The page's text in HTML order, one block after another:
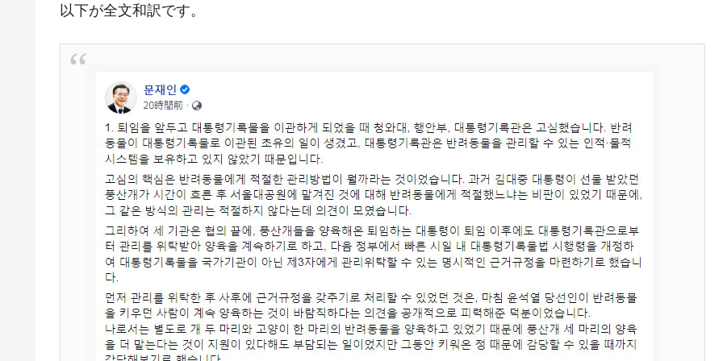
『Money1』 【米韓激突案件】韓国消費者院が『クーパン』1人当たり賠償10万ウォンを認定 ⇒ 総額3兆7,000億
『Money1』 韓国で猛暑。南東部では干ばつ
『Money1』 【対日本円】ウォン安が急進！ 日米の協調に韓国がいっちょがみしたのでは。
『Money1』
韓国政府『BYD』車への補助金を全廃 ⇒ 実は韓国で『BYD』車は売れている。6カ月で対前年同期比
1.9倍！
『Money1』
在韓米国大使スティールが着韓！⇒ さっそく空港に詰めかけ「出て行け！」「極右勢力」のプラカー
ドを掲げる「在韓反米勢力」
『Money1』 韓国政府「2035年までに18.4GW規模のAIデータセンター整備」⇒ だから無理だってば。
『Money1』 JPモルガン「韓国レバレッジETFの清算はほぼ終わった」
『Money1』 韓国『国民年金公団』株価暴落で200兆蒸発。
『Money1』 韓国政府「ニセＫ-ブランドを通報しようキャンペーン」⇒ あの名物教授も登場！
『Money1』 韓国「橋が落ちました」⇒ 耐久性「なさすぎ」では。
以下が全文和訳です。